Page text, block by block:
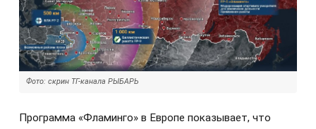
Фото: скрин ТГ-канала РЫБАРЬ
Программа «Фламинго» в Европе показывает, что